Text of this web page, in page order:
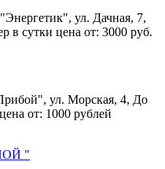
ул. Дачная, 7,
в сутки цена от: 3000 руб.
ул. Морская, 4, До
от: 1000 рублей
"